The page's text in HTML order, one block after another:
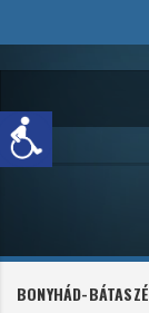
BONYHÁD-